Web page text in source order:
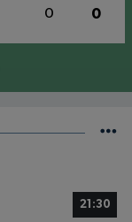
0 0
21:30